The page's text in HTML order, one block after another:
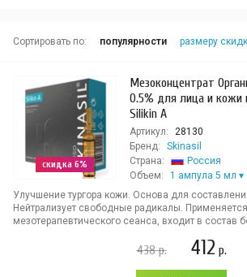
Сортировать по: популярности размеру
скидка 6%
Мезоконцентрат
0.5% для лица и кожи
Silikin A
Артикул:
28130
Бренд:
Skinasil
Страна:
Россия
Объем:
1 ампула 5 мл
Улучшение тургора кожи. Основа для
Нейтрализует свободные радикалы.
мезотерапевтического сеанса, входит в состав
438р. 412 р.